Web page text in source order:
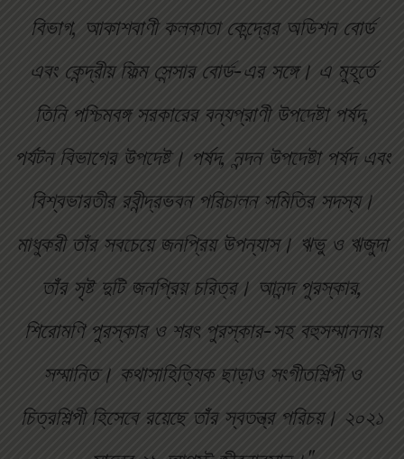
বিভাগ, আকাশবাণী কলকাতা কেন্দ্রের অডিশন বোর্ড
এবং কেন্দ্রীয় ফিল্ম সেন্সার বোর্ড-এর সঙ্গে। এ মুহূর্তে
তিনি পশ্চিমবঙ্গ সরকারের বন্যপ্রাণী উপদেষ্টা পর্ষদ,
পর্যটন বিভাগের উপদেষ্ট। পর্ষদ, নন্দন উপদেষ্টা পর্ষদ এবং
বিশ্বভারতীর রবীন্দ্রভবন পরিচালন সমিতির সদস্য।
মাধুকরী তাঁর সবচেয়ে জনপ্রিয় উপন্যাস। ঋভু ও ঋজুদা
তাঁর সৃষ্ট দুটি জনপ্রিয় চরিত্র। আনন্দ পুরস্কার,
শিরোমণি পুরস্কার ও শরৎ পুরস্কার-সহ বহুসম্মাননায়
সম্মানিত। কথাসাহিত্যিক ছাড়াও সংগীতশিল্পী ও
চিত্রশিল্পী হিসেবে রয়েছে তাঁর স্বতন্ত্র পরিচয়। ২০২১